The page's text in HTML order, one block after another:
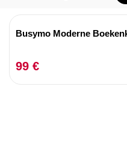
Busymo Moderne
99 €